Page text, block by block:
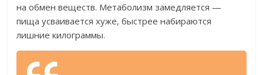
на обмен веществ. Метаболизм замедляется —
пища усваивается хуже, быстрее набираются
лишние килограммы.